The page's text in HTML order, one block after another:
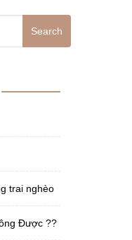
trai nghèo
Được ??